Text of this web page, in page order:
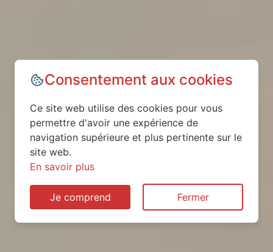
Consentement aux cookies
Ce site web utilise des cookies pour vous
permettre d'avoir une expérience de
navigation supérieure et plus pertinente sur le
site web.
En savoir plus
Je comprend Fermer